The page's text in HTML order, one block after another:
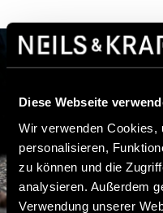
Diese Webseite
Wir verwenden Cookies,
personalisieren,
zu können und die
analysieren. Außerdem
Verwendung unserer